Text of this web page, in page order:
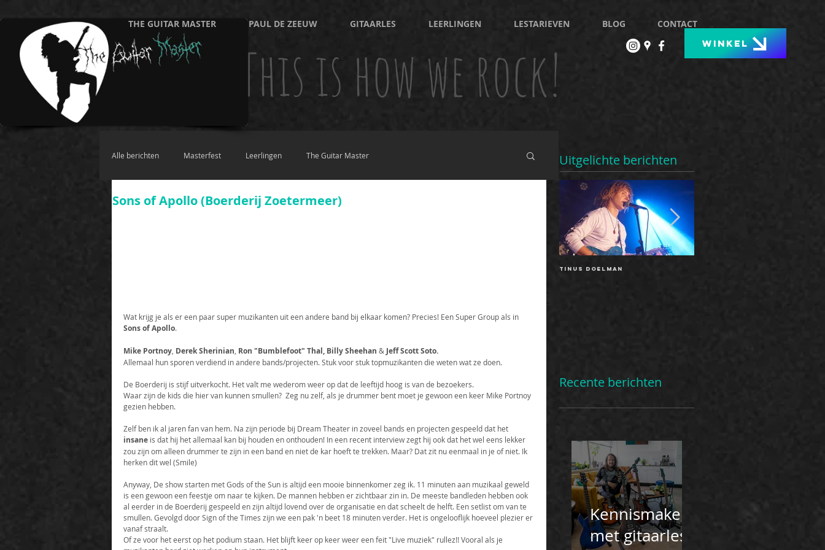
THE GUITAR MASTER PAUL DE ZEEUW GITAARLES LEERLINGEN LESTARIEVEN BLOG
CONTACT
WINKEL
This is how we rock!
Alle berichten Masterfest Leerlingen The Guitar Master
Sons of Apollo (Boerderij Zoetermeer)
Wat krijg je als er een paar super muzikanten uit een andere band bij elkaar komen? Precies! Een Super Group als in
Sons of Apollo.
Mike Portnoy Derek Sherinian Ron "Bumblefoot" Thal, Billy Sheehan & Jeff Scott Soto.
Allemaal hun sporen verdiend in andere bands/projecten. Stuk voor stuk topmuzikanten die weten wat ze doen.
De Boerderij is stijf uitverkocht. Het valt me wederom weer op dat de leeftijd hoog is van de bezoekers.
Waar zijn de kids die hier van kunnen smullen?  Zeg nu zelf, als je drummer bent moet je gewoon een keer Mike Portnoy
gezien hebben.
Zelf ben ik al jaren fan van hem. Na zijn periode bij Dream Theater in zoveel bands en projecten gespeeld dat het
insane is dat hij het allemaal kan bij houden en onthouden! In een recent interview zegt hij ook dat het wel eens lekker
zou zijn om alleen drummer te zijn in een band en niet de kar hoeft te trekken. Maar? Dat zit nu eenmaal in je of niet. Ik
herken dit wel (Smile)
Anyway, De show starten met Gods of the Sun is altijd een mooie binnenkomer zeg ik. 11 minuten aan muzikaal geweld
is een gewoon een feestje om naar te kijken. De mannen hebben er zichtbaar zin in. De meeste bandleden hebben ook
al eerder in de Boerderij gespeeld en zijn altijd lovend over de organisatie en dat scheelt de helft. Een setlist om van te
smullen. Gevolgd door Sign of the Times zijn we een pak 'n beet 18 minuten verder. Het is ongelooflijk hoeveel plezier er
vanaf straalt.
Of ze voor het eerst op het podium staan. Het blijft keer op keer weer een feit "Live muziek" rullez!! Vooral als je
Uitgelichte berichten
Tinus Doelman
Recente berichten
Kennismaken
met gitaarles